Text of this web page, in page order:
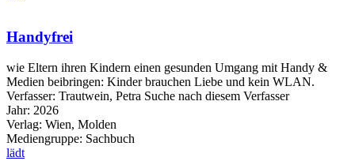
Handyfrei
wie Eltern ihren Kindern einen gesunden Umgang mit Handy &
Medien beibringen: Kinder brauchen Liebe und kein WLAN.
Verfasser: Trautwein, Petra Suche nach diesem Verfasser
Jahr: 2026
Verlag: Wien, Molden
Mediengruppe: Sachbuch
lädt